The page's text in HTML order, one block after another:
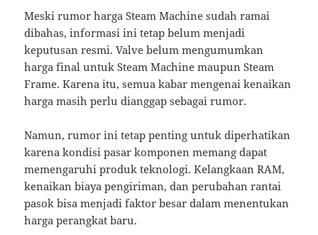
Meski rumor harga Steam Machine sudah ramai
dibahas, informasi ini tetap belum menjadi
keputusan resmi. Valve belum mengumumkan
harga final untuk Steam Machine maupun Steam
Frame. Karena itu, semua kabar mengenai kenaikan
harga masih perlu dianggap sebagai rumor.
Namun, rumor ini tetap penting untuk diperhatikan
karena kondisi pasar komponen memang dapat
memengaruhi produk teknologi. Kelangkaan RAM,
kenaikan biaya pengiriman, dan perubahan rantai
pasok bisa menjadi faktor besar dalam menentukan
harga perangkat baru.